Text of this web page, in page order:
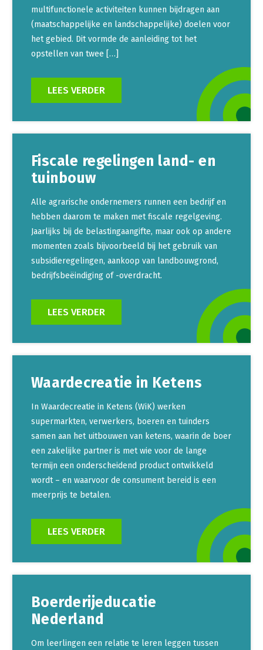
multifunctionele activiteiten kunnen bijdragen aan
(maatschappelijke en landschappelijke) doelen voor
het gebied. Dit vormde de aanleiding tot het
opstellen van twee […]
LEES VERDER
Fiscale regelingen land- en
tuinbouw
Alle agrarische ondernemers runnen een bedrijf en
hebben daarom te maken met fiscale regelgeving.
Jaarlijks bij de belastingaangifte, maar ook op andere
momenten zoals bijvoorbeeld bij het gebruik van
subsidieregelingen, aankoop van landbouwgrond,
bedrijfsbeëindiging of -overdracht.
LEES VERDER
Waardecreatie in Ketens
In Waardecreatie in Ketens (WiK) werken
supermarkten, verwerkers, boeren en tuinders
samen aan het uitbouwen van ketens, waarin de boer
een zakelijke partner is met wie voor de lange
termijn een onderscheidend product ontwikkeld
wordt – en waarvoor de consument bereid is een
meerprijs te betalen.
LEES VERDER
Boerderijeducatie
Nederland
Om leerlingen een relatie te leren leggen tussen